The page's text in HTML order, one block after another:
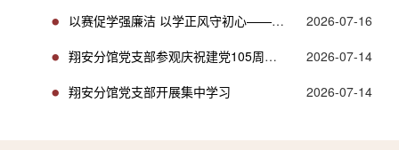
以赛促学强廉洁 以学正风守初心——读者服务党支部、行政与法...
2026-07-16
翔安分馆党支部参观庆祝建党105周年暨建校105周年书画摄影展
2026-07-14
翔安分馆党支部开展集中学习
2026-07-14